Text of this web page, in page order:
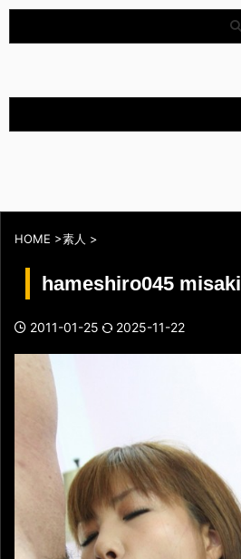
Amapedia
HOME >素人 >
hameshiro045 misaki
2011-01-25 2025-11-22